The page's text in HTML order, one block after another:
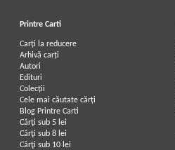
Printre Carti
Carți la reducere
Arhivă carți
Autori
Edituri
Colecții
Cele mai căutate cărți
Blog Printre Carti
Cărţi sub 5 lei
Cărţi sub 8 lei
Cărţi sub 10 lei